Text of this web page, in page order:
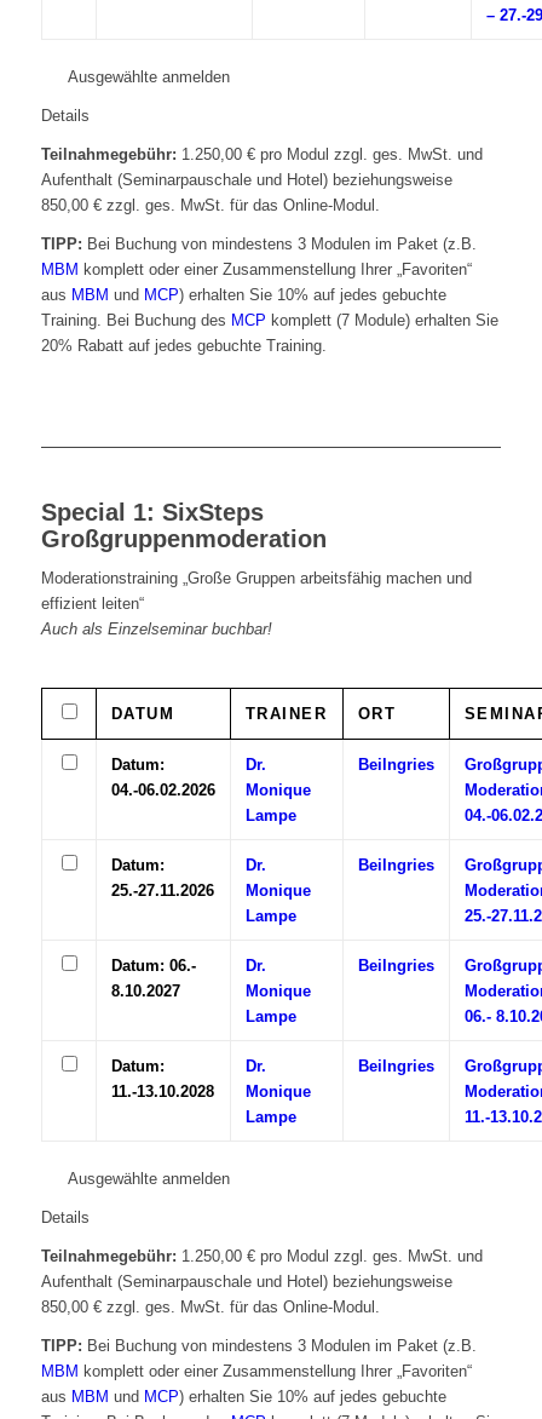
– 27.-
Ausgewählte anmelden
Details
Teilnahmegebühr: 1.250,00 € pro Modul zzgl. ges. MwSt. und
Aufenthalt (Seminarpauschale und Hotel) beziehungsweise
850,00 € zzgl. ges. MwSt. für das Online-Modul.
TIPP: Bei Buchung von mindestens 3 Modulen im Paket (z.B.
MBM komplett oder einer Zusammenstellung Ihrer „Favoriten“
aus MBM und MCP) erhalten Sie 10% auf jedes gebuchte
Training. Bei Buchung des MCP komplett (7 Module) erhalten Sie
20% Rabatt auf jedes gebuchte Training.
Special 1: SixSteps
Großgruppenmoderation
Moderationstraining „Große Gruppen arbeitsfähig machen und
effizient leiten“
Auch als Einzelseminar buchbar!
DATUM TRAINER ORT
Datum:
04.-06.02.2026
Dr.
Monique
Lampe
Beilngries
04.-
Datum:
25.-27.11.2026
Dr.
Monique
Lampe
Beilngries
25.-
Datum: 06.-
8.10.2027
Dr.
Monique
Lampe
Beilngries
06.-
Datum:
11.-13.10.2028
Dr.
Monique
Lampe
Beilngries
11.-
Ausgewählte anmelden
Details
Teilnahmegebühr: 1.250,00 € pro Modul zzgl. ges. MwSt. und
Aufenthalt (Seminarpauschale und Hotel) beziehungsweise
850,00 € zzgl. ges. MwSt. für das Online-Modul.
TIPP: Bei Buchung von mindestens 3 Modulen im Paket (z.B.
MBM komplett oder einer Zusammenstellung Ihrer „Favoriten“
aus MBM und MCP) erhalten Sie 10% auf jedes gebuchte